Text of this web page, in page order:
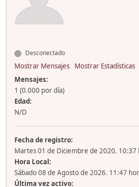
Desconectado
Mostrar Mensajes
Mostrar Estadísticas
Mensajes:
1 (0.000 por día)
Edad:
N/D
Fecha de registro:
Martes 01 de Diciembre de 2020. 10:37
Hora Local:
Sábado 08 de Agosto de 2026. 11:47
Última vez activo: